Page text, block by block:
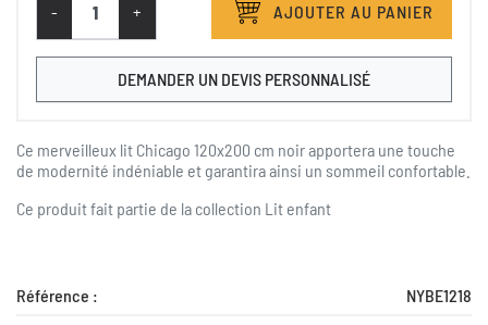
- + AJOUTER AU PANIER
DEMANDER UN DEVIS PERSONNALISÉ
Ce merveilleux lit Chicago 120x200 cm noir apportera une touche
de modernité indéniable et garantira ainsi un sommeil confortable.
Ce produit fait partie de la collection Lit enfant
Référence :
NYBE1218